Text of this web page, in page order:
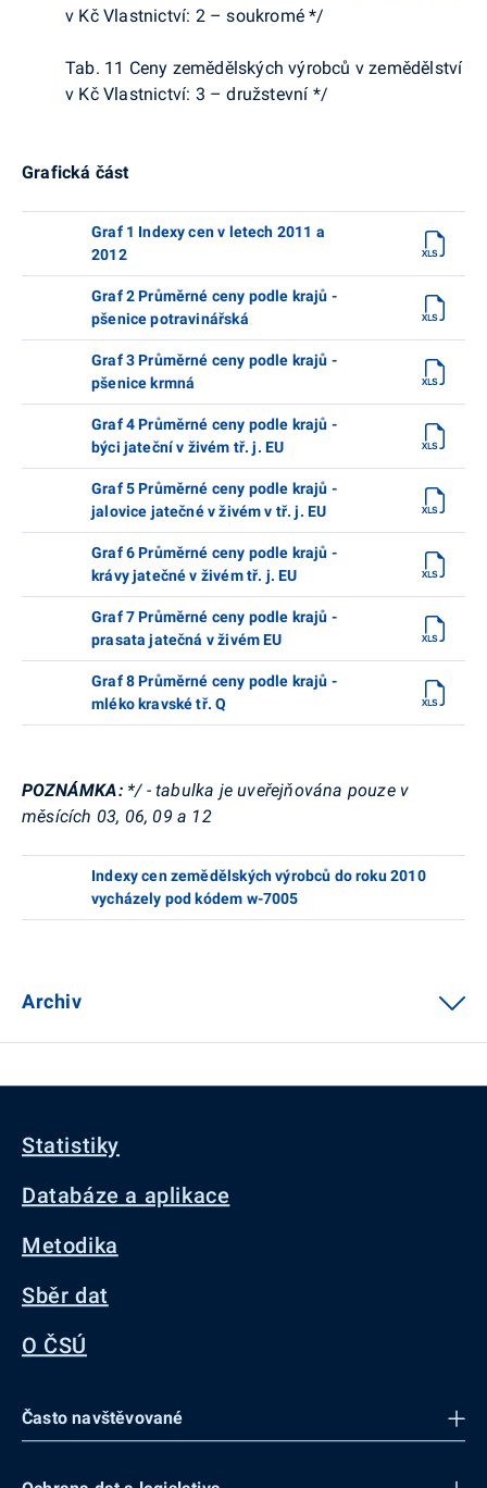
v Kč Vlastnictví: 2 – soukromé */
Tab. 11 Ceny zemědělských výrobců v zemědělství
v Kč Vlastnictví: 3 – družstevní */
Grafická část
Graf 1 Indexy cen v letech 2011 a
2012
Graf 2 Průměrné ceny podle krajů -
pšenice potravinářská
Graf 3 Průměrné ceny podle krajů -
pšenice krmná
Graf 4 Průměrné ceny podle krajů -
býci jateční v živém tř. j. EU
Graf 5 Průměrné ceny podle krajů -
jalovice jatečné v živém v tř. j. EU
Graf 6 Průměrné ceny podle krajů -
krávy jatečné v živém tř. j. EU
Graf 7 Průměrné ceny podle krajů -
prasata jatečná v živém EU
Graf 8 Průměrné ceny podle krajů -
mléko kravské tř. Q
POZNÁMKA:*/ - tabulka je uveřejňována pouze v
měsících 03, 06, 09 a 12
Indexy cen zemědělských výrobců do roku 2010
vycházely pod kódem w-7005
Archiv
Statistiky
Databáze a aplikace
Metodika
Sběr dat
O ČSÚ
Často navštěvované